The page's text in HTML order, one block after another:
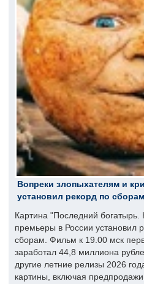
Вопреки злопыхателям и
установил рекорд по
Картина "Последний богатырь.
премьеры в России установил
сборам. Фильм к 19.00 мск
заработал 44,8 миллиона
другие летние релизы 2026
картины, включая